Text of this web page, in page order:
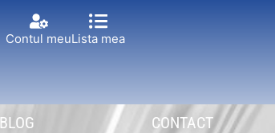
Contul meuLista mea
BLOG CONTACT